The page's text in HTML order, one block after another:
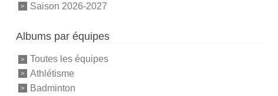
Saison 2026-2027
Albums par équipes
Toutes les équipes
Athlétisme
Badminton